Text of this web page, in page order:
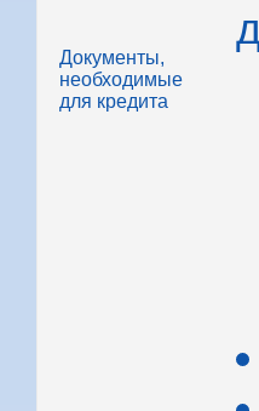
Документы,
необходимые
для кредита